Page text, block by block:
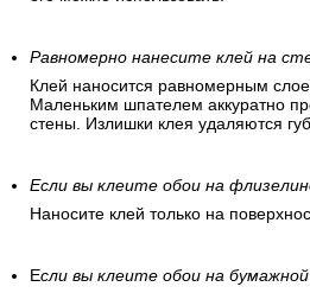
Равномерно нанесите клей на
Клей наносится равномерным
Маленьким шпателем аккуратно
стены. Излишки клея удаляются
Если вы клеите обои на
Наносите клей только на
Если вы клеите обои на бумажной